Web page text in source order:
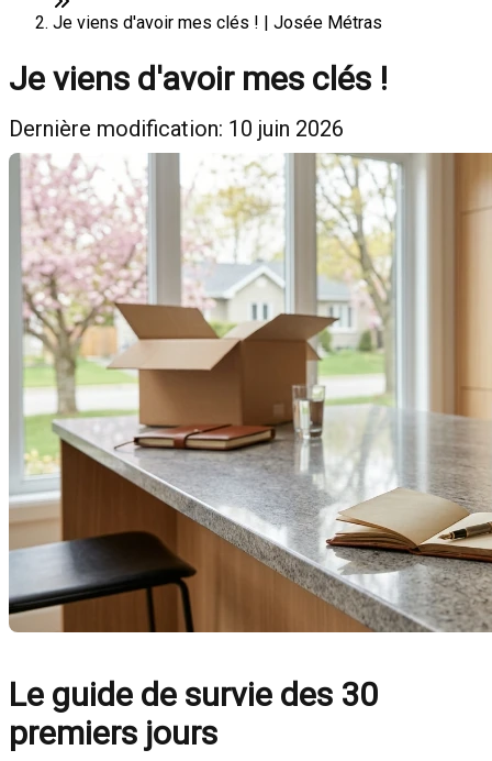
Je viens d'avoir mes clés ! | Josée Métras
Je viens d'avoir mes clés !
Dernière modification: 10 juin 2026
Le guide de survie des 30
premiers jours